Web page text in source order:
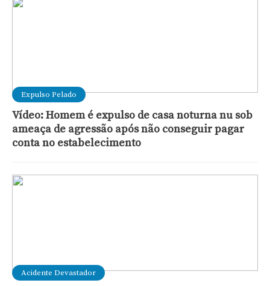
Expulso Pelado
Vídeo: Homem é expulso de casa noturna nu sob
ameaça de agressão após não conseguir pagar
conta no estabelecimento
Acidente Devastador